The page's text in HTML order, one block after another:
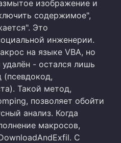
изображение и
содержимое",
Это
инженерии.
на языке VBA, но
- остался лишь
Такой метод,
позволяет обойти
анализ. Когда
макросов,
С